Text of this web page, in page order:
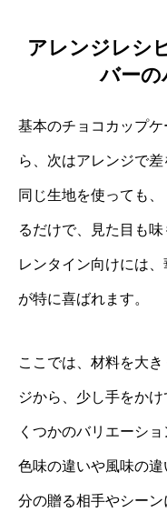
アレンジレシ
バーの
基本のチョコカップ
ら、次はアレンジで差
同じ生地を使っても
るだけで、見た目も
レンタイン向けには
が特に喜ばれます。
ここでは、材料を大
ジから、少し手をか
くつかのバリエーショ
色味の違いや風味の
分の贈る相手やシー